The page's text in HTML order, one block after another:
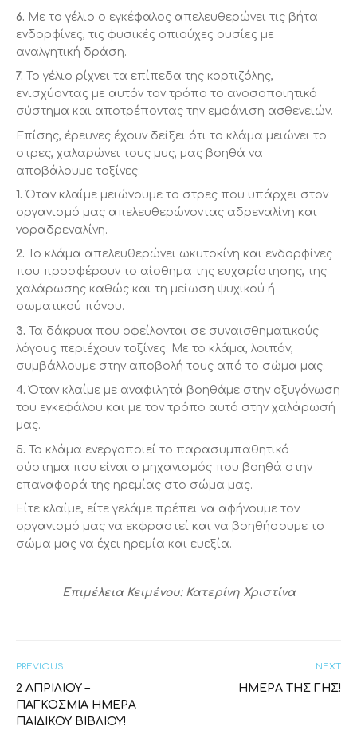
6. Με το γέλιο ο εγκέφαλος απελευθερώνει τις βήτα
ενδορφίνες, τις φυσικές οπιούχες ουσίες με
αναλγητική δράση.
7. Το γέλιο ρίχνει τα επίπεδα της κορτιζόλης,
ενισχύοντας με αυτόν τον τρόπο το ανοσοποιητικό
σύστημα και αποτρέποντας την εμφάνιση ασθενειών.
Επίσης, έρευνες έχουν δείξει ότι το κλάμα μειώνει το
στρες, χαλαρώνει τους μυς, μας βοηθά να
αποβάλουμε τοξίνες:
1. Όταν κλαίμε μειώνουμε το στρες που υπάρχει στον
οργανισμό μας απελευθερώνοντας αδρεναλίνη και
νοραδρεναλίνη.
2. Το κλάμα απελευθερώνει ωκυτοκίνη και ενδορφίνες
που προσφέρουν το αίσθημα της ευχαρίστησης, της
χαλάρωσης καθώς και τη μείωση ψυχικού ή
σωματικού πόνου.
3.
Τα δάκρυα που οφείλονται σε συναισθηματικούς
λόγους περιέχουν τοξίνες. Με το κλάμα, λοιπόν,
συμβάλλουμε στην αποβολή τους από το σώμα μας.
4. Όταν κλαίμε με αναφιλητά βοηθάμε στην οξυγόνωση
του εγκεφάλου και με τον τρόπο αυτό στην χαλάρωσή
μας.
5. Το κλάμα ενεργοποιεί το παρασυμπαθητικό
σύστημα που είναι ο μηχανισμός που βοηθά στην
επαναφορά της ηρεμίας στο σώμα μας.
Είτε κλαίμε, είτε γελάμε πρέπει να αφήνουμε τον
οργανισμό μας να εκφραστεί και να βοηθήσουμε το
σώμα μας να έχει ηρεμία και ευεξία.
Επιμέλεια Κειμένου: Κατερίνη Χριστίνα
PREVIOUS
2 ΑΠΡΙΛΊΟΥ –
ΠΑΓΚΌΣΜΙΑ ΗΜΈΡΑ
ΠΑΙΔΙΚΟΎ ΒΙΒΛΊΟΥ!
NEXT
ΗΜΈΡΑ ΤΗΣ ΓΗΣ!